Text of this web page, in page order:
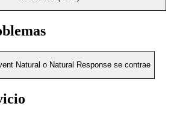
Natural o Natural Response se contrae